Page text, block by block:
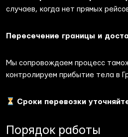
случаев, когда нет прямых
Пересечение границы и
Мы сопровождаем процесс
контролируем прибытие тела в
Сроки перевозки
Порядок работы